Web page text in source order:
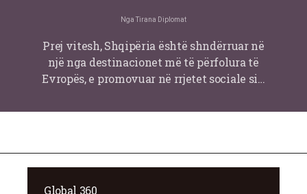
Nga Tirana Diplomat
Prej vitesh, Shqipëria është shndërruar në
një nga destinacionet më të përfolura të
Evropës, e promovuar në rrjetet sociale si…
Global 360